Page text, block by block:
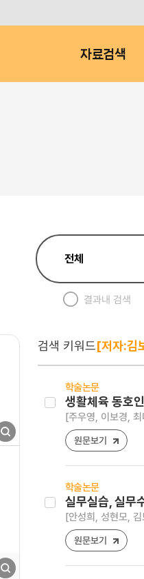
자료검색
결과내 검색
검색 키워드[저자:김
학술논문
생활체육 동호
[주우영, 이보경,
원문보기
학술논문
실무실습, 실무
[안성희, 성현모,
원문보기